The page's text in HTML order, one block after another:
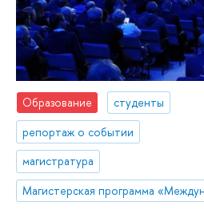
Образование
студенты
репортаж о событии
магистратура